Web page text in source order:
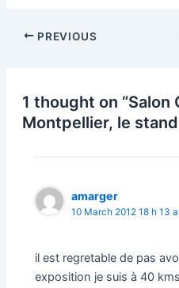
Post
PREVIOUS
1 thought on “Salon
Montpellier, le stand
amarger
10 March 2012 18 h 13
il est regretable de pas
exposition je suis à 40